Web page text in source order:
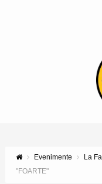
Evenimente La
"FOARTE"